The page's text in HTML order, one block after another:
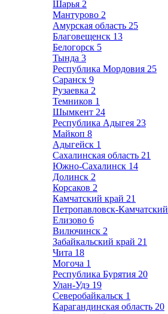
Шарья 2
Мантурово 2
Амурская область 25
Благовещенск 13
Белогорск 5
Тында 3
Республика Мордовия 25
Саранск 9
Рузаевка 2
Темников 1
Шымкент 24
Республика Адыгея 23
Майкоп 8
Адыгейск 1
Сахалинская область 21
Южно-Сахалинск 14
Долинск 2
Корсаков 2
Камчатский край 21
Петропавловск-Камчатский
Елизово 6
Вилючинск 2
Забайкальский край 21
Чита 18
Могоча 1
Республика Бурятия 20
Улан-Удэ 19
Северобайкальск 1
Карагандинская область 20